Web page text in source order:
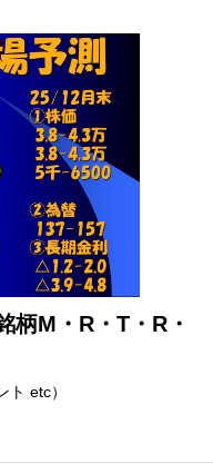
柄M・R・T・R・
etc）